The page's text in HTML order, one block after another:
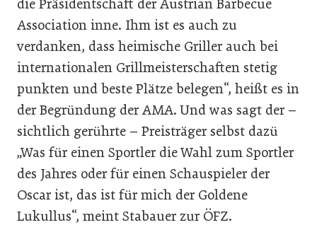
die Präsidentschaft der Austrian Barbecue
Association inne. Ihm ist es auch zu
verdanken, dass heimische Griller auch bei
internationalen Grillmeisterschaften stetig
punkten und beste Plätze belegen“, heißt es in
der Begründung der AMA. Und was sagt der –
sichtlich gerührte – Preisträger selbst dazü
„Was für einen Sportler die Wahl zum Sportler
des Jahres oder für einen Schauspieler der
Oscar ist, das ist für mich der Goldene
Lukullus“, meint Stabauer zur ÖFZ.